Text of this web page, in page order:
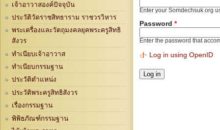
เจ้าอาวาสองค์ปัจจุบัน
ประวัติวัดราชสิทธาราม ราชวรวิหาร
พระเครื่องและวัตถุมงคลยุคพระครูสิทธิ
สังวร
ทำเนียบเจ้าอาวาส
ทำเนียบกรรมฐาน
ประวัติตำแหน่ง
ประวัติพระครูสิทธิสังวร
เรื่องกรรมฐาน
พิพิธภัณฑ์กรรมฐาน
Enter your Somdechsuk.org
Password *
Enter the password that
Log in using OpenID